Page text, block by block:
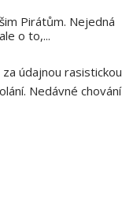
Pirátům. Nejedná
o to,...
údajnou rasistickou
Nedávné chování